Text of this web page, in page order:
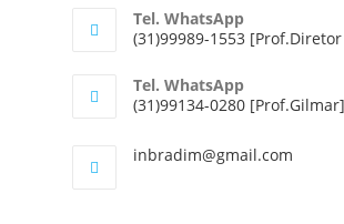
Tel. WhatsApp
(31)99989-1553
Tel. WhatsApp
(31)99134-0280 [Prof.Gilmar]
inbradim@gmail.com